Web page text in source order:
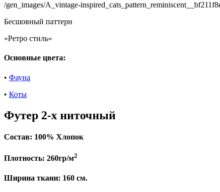
/gen_images/A_vintage-
Бесшовный паттерн
«Ретро стиль»
Основные цвета:
• Фауна
• Коты
Футер 2-х ниточный
Состав: 100% Хлопок
Плотность: 260гр/м2
Ширина ткани: 160 см.